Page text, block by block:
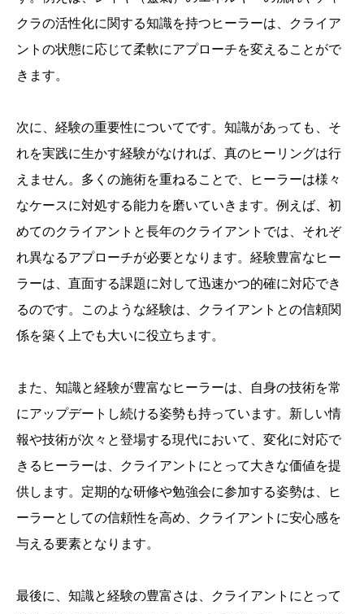
クラの活性化に関する知識を持つヒーラーは、クライア
ントの状態に応じて柔軟にアプローチを変えることがで
きます。
次に、経験の重要性についてです。知識があっても、そ
れを実践に生かす経験がなければ、真のヒーリングは行
えません。多くの施術を重ねることで、ヒーラーは様々
なケースに対処する能力を磨いていきます。例えば、初
めてのクライアントと長年のクライアントでは、それぞ
れ異なるアプローチが必要となります。経験豊富なヒー
ラーは、直面する課題に対して迅速かつ的確に対応でき
るのです。このような経験は、クライアントとの信頼関
係を築く上でも大いに役立ちます。
また、知識と経験が豊富なヒーラーは、自身の技術を常
にアップデートし続ける姿勢も持っています。新しい情
報や技術が次々と登場する現代において、変化に対応で
きるヒーラーは、クライアントにとって大きな価値を提
供します。定期的な研修や勉強会に参加する姿勢は、ヒ
ーラーとしての信頼性を高め、クライアントに安心感を
与える要素となります。
最後に、知識と経験の豊富さは、クライアントにとって